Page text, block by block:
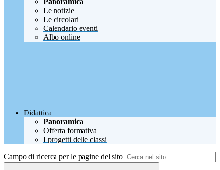
Panoramica
Le notizie
Le circolari
Calendario eventi
Albo online
Didattica
Panoramica
Offerta formativa
I progetti delle classi
Campo di ricerca per le pagine del sito